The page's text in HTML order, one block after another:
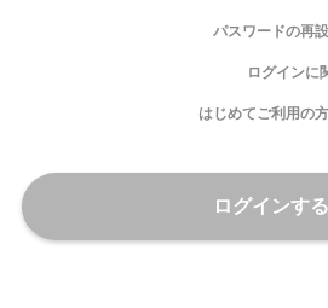
パスワードの再
ログインに
はじめてご利用の
ログインする